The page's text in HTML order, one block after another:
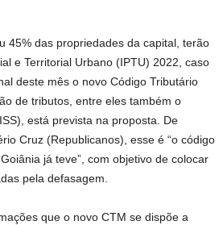
45% das propriedades da capital, terão
e Territorial Urbano (IPTU) 2022, caso
deste mês o novo Código Tributário
de tributos, entre eles também o
está prevista na proposta. De
Cruz (Republicanos), esse é “o código
já teve”, com objetivo de colocar
pela defasagem.
que o novo CTM se dispõe a